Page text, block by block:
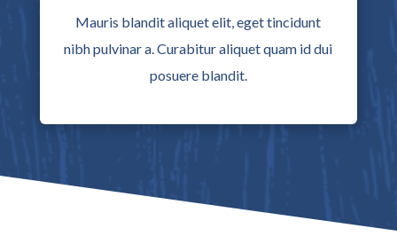
Mauris blandit aliquet elit, eget tincidunt
nibh pulvinar a. Curabitur aliquet quam id dui
posuere blandit.